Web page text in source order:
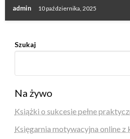
admin 10 października, 2025
Szukaj
Na żywo
Książki o sukcesie pełne
Księgarnia motywacyjna online z